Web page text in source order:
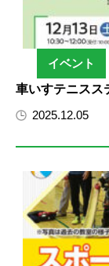
イベント
車いすテニスス
2025.12.05